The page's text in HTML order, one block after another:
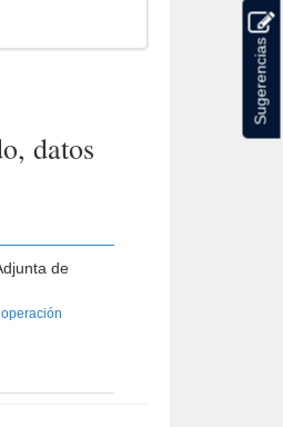
datos
de
Sugerencias